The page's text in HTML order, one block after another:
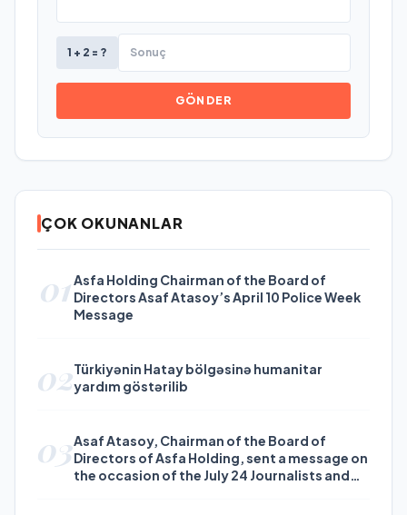
1 + 2 = ?
GÖNDER
ÇOK OKUNANLAR
01Asfa Holding Chairman of the Board of
Directors Asaf Atasoy’s April 10 Police Week
Message
02Türkiyənin Hatay bölgəsinə humanitar
yardım göstərilib
03Asaf Atasoy, Chairman of the Board of
Directors of Asfa Holding, sent a message on
the occasion of the July 24 Journalists and